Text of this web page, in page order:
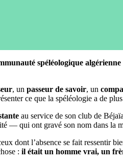
spéléologique
, un passeur de savoir, un
ce que la spéléologie a de
au service de son club de
— qui ont gravé son nom dans la
dont l’absence se fait ressentir
: il était un homme vrai, un